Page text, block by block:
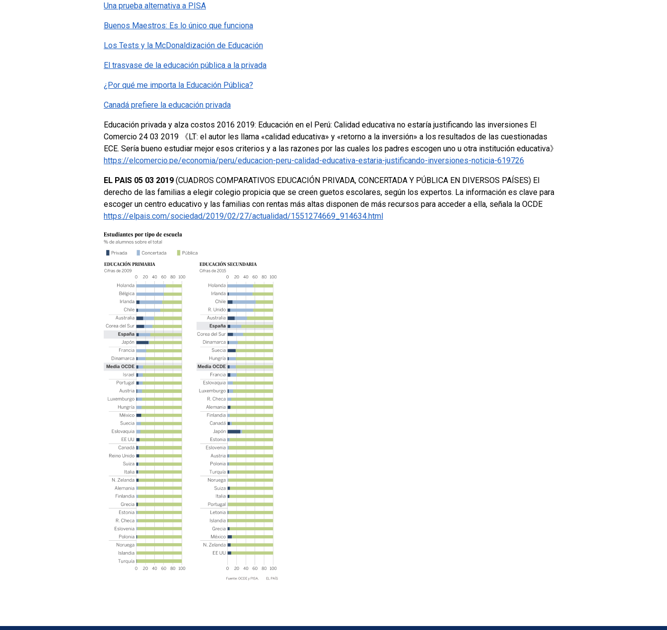
Una prueba alternativa a PISA
Buenos Maestros: Es lo único que funciona
Los Tests y la McDonaldización de Educación
El trasvase de la educación pública a la privada
¿Por qué me importa la Educación Pública?
Canadá prefiere la educación privada
Educación privada y alza costos 2016 2019: Educación en el Perú: Calidad educativa no estaría justificando las inversiones El
Comercio 24 03 2019 《LT: el autor les llama «calidad educativa» y «retorno a la inversión» a los resultados de las cuestionadas
ECE. Sería bueno estudiar mejor esos criterios y a las razones por las cuales los padres escogen uno u otra institución educativa》
https://elcomercio.pe/economia/peru/educacion-peru-calidad-educativa-estaria-justificando-inversiones-noticia-619726
EL PAIS 05 03 2019 (CUADROS COMPARATIVOS EDUCACIÓN PRIVADA, CONCERTADA Y PÚBLICA EN DIVERSOS PAÍSES) El
derecho de las familias a elegir colegio propicia que se creen guetos escolares, según los expertos. La información es clave para
escoger un centro educativo y las familias con rentas más altas disponen de más recursos para acceder a ella, señala la OCDE
https://elpais.com/sociedad/2019/02/27/actualidad/1551274669_914634.html